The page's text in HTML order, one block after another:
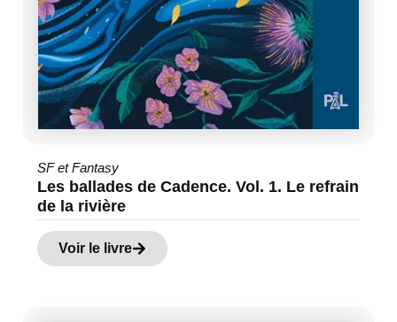
SF et Fantasy
Les ballades de Cadence. Vol. 1. Le refrain
de la rivière
Voir le livre